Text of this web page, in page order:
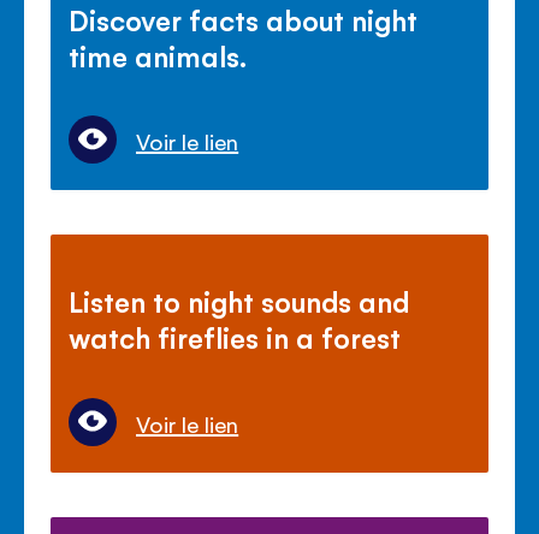
Discover facts about night
time animals.
Voir le lien
Listen to night sounds and
watch fireflies in a forest
Voir le lien